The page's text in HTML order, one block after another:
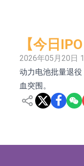
1年
【异动
【异动
上交所
【今日
2026年05月20日
动力电池批量退
血突围。